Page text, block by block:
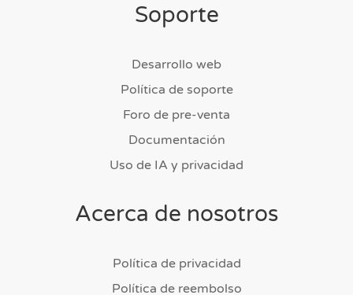
Soporte
Desarrollo web
Política de soporte
Foro de pre-venta
Documentación
Uso de IA y privacidad
Acerca de nosotros
Política de privacidad
Política de reembolso